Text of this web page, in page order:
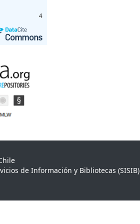
4
de Información y Bibliotecas (SISIB)